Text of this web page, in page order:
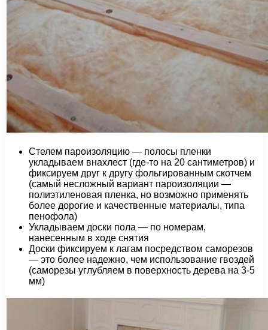
Стелем пароизоляцию — полосы пленки
укладываем внахлест (где-то на 20 сантиметров) и
фиксируем друг к другу фольгированным скотчем
(самый несложный вариант пароизоляции —
полиэтиленовая пленка, но возможно применять
более дорогие и качественные материалы, типа
пенофола)
Укладываем доски пола — по номерам,
нанесенным в ходе снятия
Доски фиксируем к лагам посредством саморезов
— это более надежно, чем использование гвоздей
(саморезы углубляем в поверхность дерева на 3-5
мм)